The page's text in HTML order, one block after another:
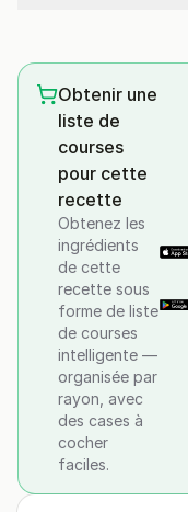
Obtenir une
liste de
courses
pour cette
recette
Obtenez les
ingrédients
de cette
recette sous
forme de liste
de courses
intelligente —
organisée par
rayon, avec
des cases à
cocher
faciles.